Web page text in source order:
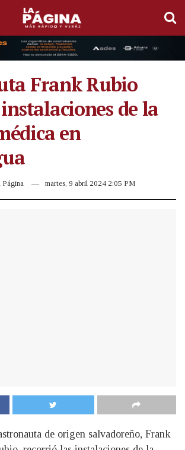
Frank Rubio
de la
en
Página martes, 9 abril 2024 2:05 PM
de origen salvadoreño, Frank